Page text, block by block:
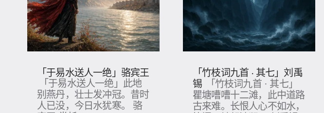
「于易水送人一绝」骆宾王
「于易水送人一绝」此地
别燕丹，壮士发冲冠​。昔时
人已没​，今日水犹寒。 骆
「竹枝词九首 · 其七」刘禹
锡
「竹枝词九首 · 其七」
瞿塘嘈嘈十二滩，此中道路
古来难。长恨人心不如水，